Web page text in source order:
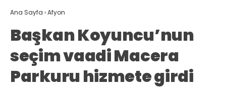
Ana Sayfa ›Afyon
Başkan Koyuncu’nun
seçim vaadi Macera
Parkuru hizmete girdi